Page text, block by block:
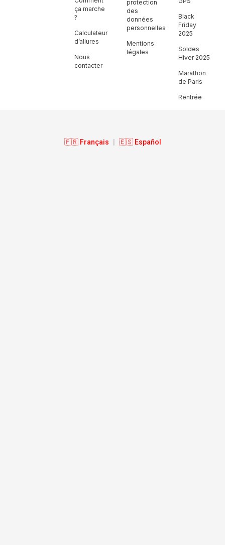
ça marche
?
Calculateur
d’allures
Nous
contacter
protection
des
données
personnelles
Mentions
légales
Black
Friday
2025
Soldes
Hiver 2025
Marathon
de Paris
Rentrée
🇫🇷 Français 🇪🇸 Español